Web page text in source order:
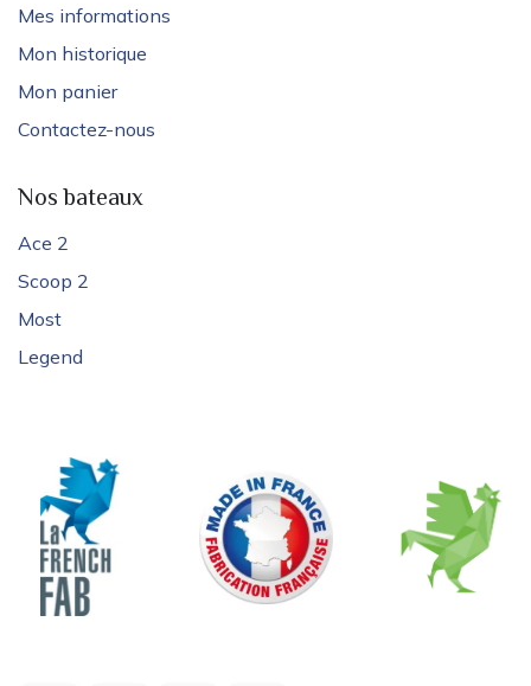
Mes informations
Mon historique
Mon panier
Contactez-nous
Nos bateaux
Ace 2
Scoop 2
Most
Legend